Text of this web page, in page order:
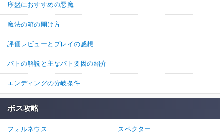
序盤におすすめの悪魔
魔法の箱の開け方
評価レビューとプレイの感想
パトの解説と主なパト要因の紹介
エンディングの分岐条件
ボス攻略
フォルネウス スペクター